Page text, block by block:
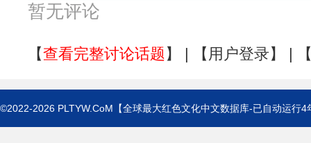
暂无评论
【查看完整讨论话题】 | 【 用户登录】 |
©2022-2026 PLTYW.CoM 【全球最大红色文化中文数据库-已自动运行4